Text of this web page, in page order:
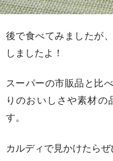
後で食べてみましたが
しましたよ！
スーパーの市販品と比
りのおいしさや素材
す。
カルディで見かけたら